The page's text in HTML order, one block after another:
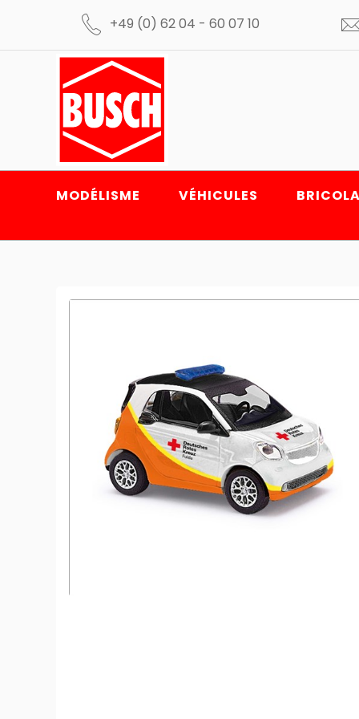
+49 (0) 62 04 - 60 07 10
MODÉLISME VÉHICULES